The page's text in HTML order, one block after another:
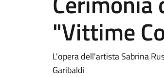
"Vittime
L'opera dell'artista Sabrina
Garibaldi